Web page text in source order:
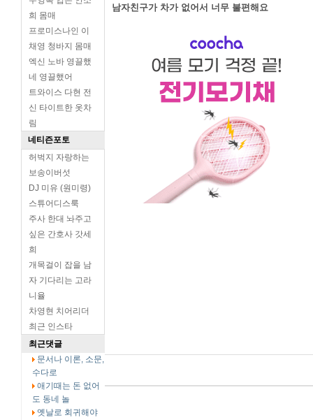
희 몸매
프로미스나인 이
채영 청바지 몸매
엑신 노바 영끌했
네 영끌했어
트와이스 다현 전
신 타이트한 옷차
림
네티즌포토
허벅지 자랑하는
보송이버섯
DJ 미유 (원미령)
스튜어디스룩
주사 한대 놔주고
싶은 간호사 갓세
희
개목걸이 잡을 남
자 기다리는 고라
니율
차영현 치어리더
최근 인스타
최근댓글
문서나 이론, 소문,
수다로
애기때는 돈 없어
도 동네 놀
옛날로 회귀해야
남자친구가 차가 없어서 너무 불편해요